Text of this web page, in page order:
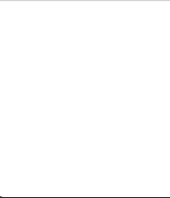
Полужирный
КурсивПодчеркнутый